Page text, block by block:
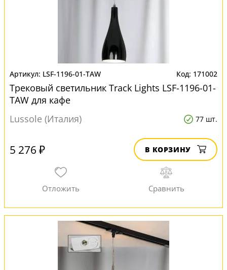
LSF-1196-01-TAW 171002
Трековый светильник Track Lights LSF-1196-01-
TAW для кафе
Lussole (Италия)
77 шт.
5 276 ₽ В КОРЗИНУ